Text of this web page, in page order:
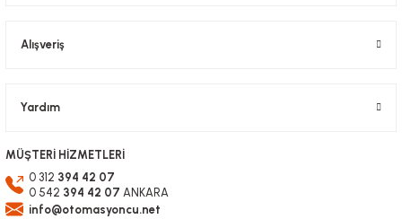
Alışveriş
Yardım
MÜŞTERİ HİZMETLERİ
0 312 394 42 07
0 542 394 42 07 ANKARA
info@otomasyoncu.net